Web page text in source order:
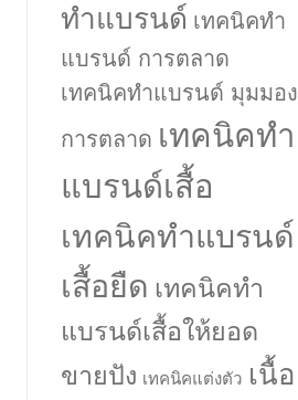
ทำแบรนด์ เทคนิคทำ
แบรนด์ การตลาด
เทคนิคทำแบรนด์ มุมมอง
การตลาด เทคนิคทำ
แบรนด์เสื้อ
เทคนิคทำแบรนด์
เสื้อยืด เทคนิคทำ
แบรนด์เสื้อให้ยอด
ขายปัง เทคนิคแต่งตัว เนื้อ